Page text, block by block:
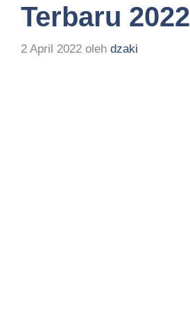
Terbaru 2022
2 April 2022 oleh dzaki